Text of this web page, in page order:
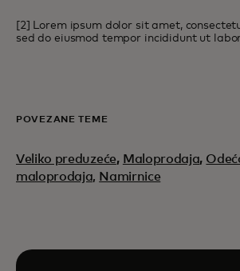
[2] Lorem ipsum dolor sit amet,
sed do eiusmod tempor incididunt ut
POVEZANE TEME
Veliko preduzeće, Maloprodaja,
maloprodaja, Namirnice